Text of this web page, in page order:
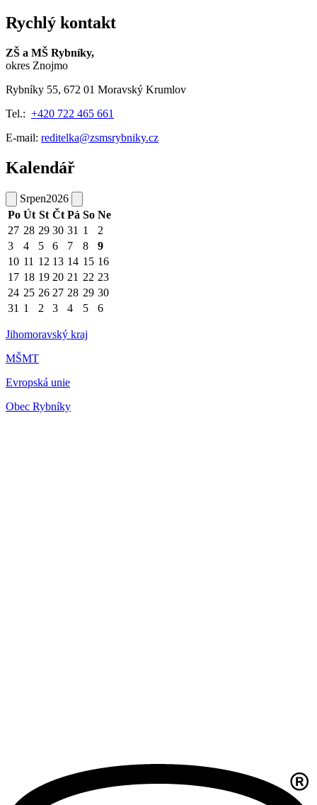
Rychlý kontakt
ZŠ a MŠ Rybníky,
okres Znojmo
Rybníky 55, 672 01 Moravský Krumlov
Tel.: +420 722 465 661
E-mail: reditelka@zsmsrybniky.cz
Kalendář
Srpen2026
Po Út St Čt Pá So Ne
27 28 29 30 31 1
2
3
4 5 6 7 8
9
10 11 12 13 14 15 16
17 18 19 20 21 22 23
24 25 26 27 28 29 30
31 1 2 3 4 5 6
Jihomoravský kraj
MŠMT
Evropská unie
Obec Rybníky